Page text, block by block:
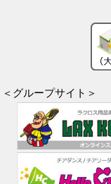
＜グループサイト＞